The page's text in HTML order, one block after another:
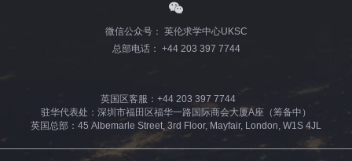
微信公众号： 英伦求学中心UKSC
总部电话： +44 203 397 7744
英国区客服：+44 203 397 7744
驻华代表处：深圳市福田区福华一路国际商会大厦A座（筹备中）
英国总部：45 Albemarle Street, 3rd Floor, Mayfair, London, W1S 4JL